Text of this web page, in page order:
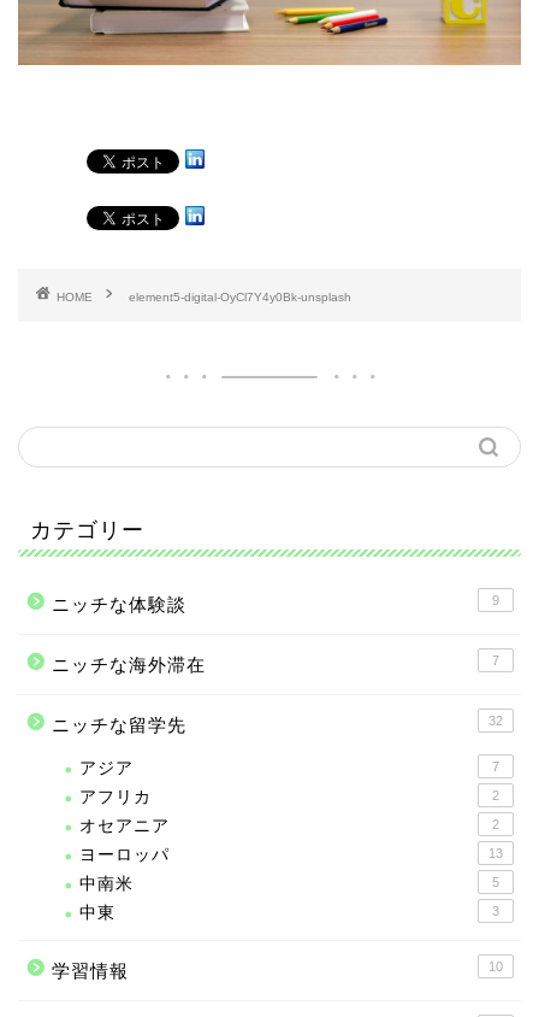
HOME element5-digital-OyCl7Y4y0Bk-unsplash
カテゴリー
ニッチな体験談 9
ニッチな海外滞在 7
ニッチな留学先 32
アジア 7
アフリカ 2
オセアニア 2
ヨーロッパ 13
中南米 5
中東 3
学習情報 10